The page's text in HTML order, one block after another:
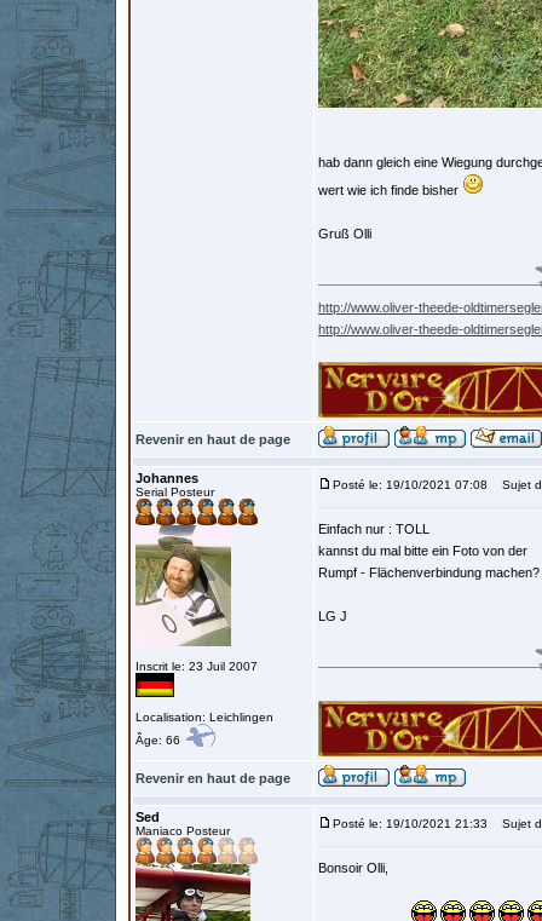
hab dann gleich eine Wiegung
wert wie ich finde bisher
Gruß Olli
http://www.oliver-theede-
http://www.oliver-theede-
Revenir en haut de page
Johannes
Serial Posteur
Inscrit le: 23 Juil 2007
Localisation: Leichlingen
Âge: 66
Posté le: 19/10/2021 07:08 Sujet
Einfach nur : TOLL
kannst du mal bitte ein Foto von der
Rumpf - Flächenverbindung machen?
LG J
Revenir en haut de page
Sed
Maniaco Posteur
Posté le: 19/10/2021 21:33 Sujet
Bonsoir Olli,